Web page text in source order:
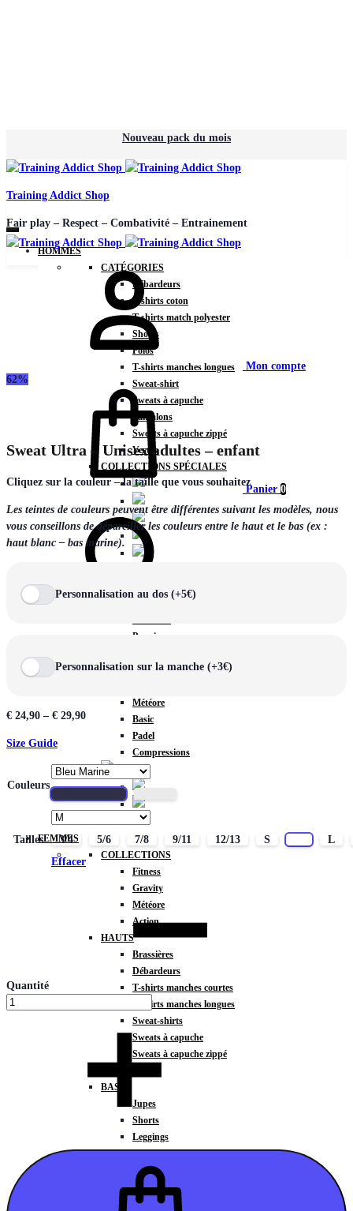
Nouveau pack du mois
Training Addict Shop
Fair play – Respect – Combativité – Entrainement
HOMMES
CATÉGORIES
Débardeurs
T-shirts coton
T-shirts match polyester
Shorts
Polos
T-shirts manches longues
Sweat-shirt
Sweats à capuche
Pantalons
Sweats à capuche zippé
Vestes
COLLECTIONS SPÉCIALES
Premium
Storm
Météore
Basic
Padel
Compressions
FEMMES
COLLECTIONS
Fitness
Gravity
Météore
Action
HAUTS
Brassières
Débardeurs
T-shirts manches courtes
T-shirts manches longues
Sweat-shirts
Sweats à capuche
Sweats à capuche zippé
BAS
Jupes
Shorts
Leggings
Pantalons
CARTES CADEAUX
Chaussettes / Sous-vêtements
Mon compte
Panier 0
62%
Sweat Ultra – Unisex adultes – enfant
Cliquez sur la couleur – la taille que vous souhaitez
Les teintes de couleurs peuvent être différentes suivant les modèles, nous
vous conseillons de dépareiller les couleurs entre le haut et le bas (ex :
haut blanc – bas marine).
Personnalisation au dos (+5€)
Personnalisation sur la manche (+3€)
€ 24,90 – € 29,90
Size Guide
Couleurs
Tailles 3/4 5/6 7/8 9/11 12/13 S
L
Effacer
Quantité